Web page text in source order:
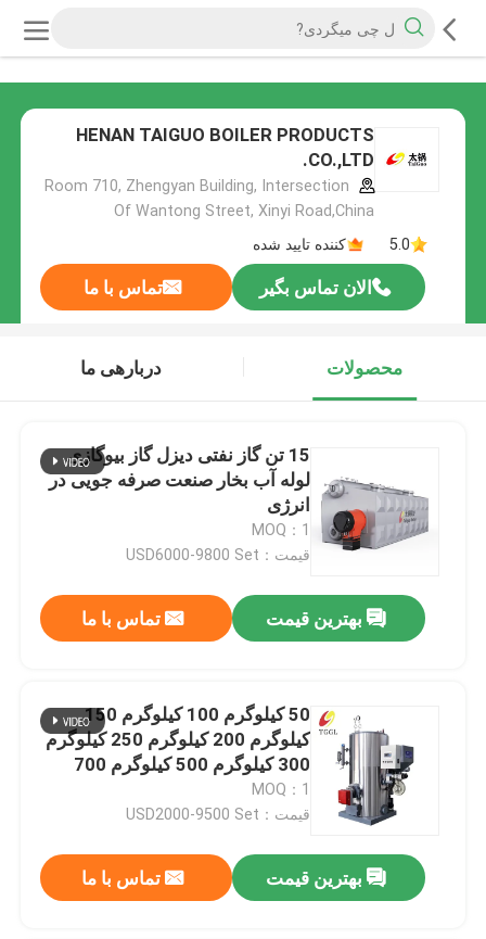
HENAN TAIGUO BOILER PRODUCTS
CO.,LTD.
Room 710, Zhengyan Building, Intersection
Of Wantong Street, Xinyi Road,China
5.0
کننده تایید شده
الان تماس بگیر تماس با ما
محصولات دربارهی ما
15 تن گاز نفتی دیزل گاز بیوگازی
لوله آب بخار صنعت صرفه جویی در
انرژی
MOQ：1
قیمت：USD6000-9800 Set
بهترین قیمت تماس با ما
50 کیلوگرم 100 کیلوگرم 150
کیلوگرم 200 کیلوگرم 250 کیلوگرم
300 کیلوگرم 500 کیلوگرم 700
دیزل Lpg
MOQ：1
قیمت：USD2000-9500 Set
بهترین قیمت تماس با ما